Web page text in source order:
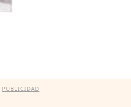
PUBLICIDAD